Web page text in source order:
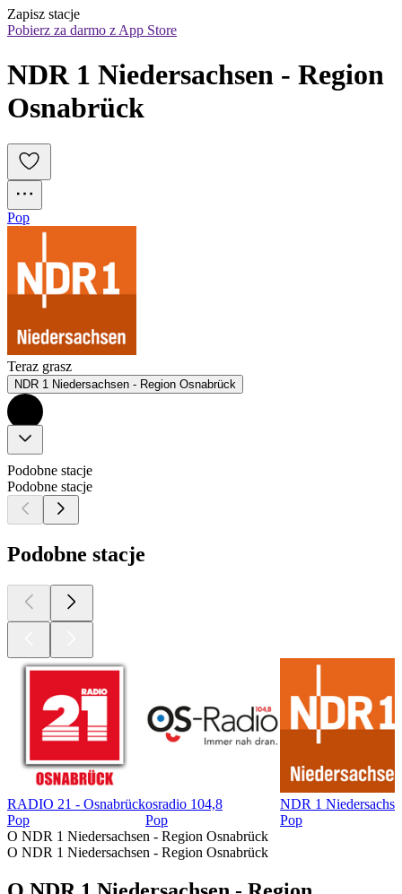
Zapisz stacje
Pobierz za darmo z App Store
NDR 1 Niedersachsen - Region
Osnabrück
Pop
Teraz grasz
NDR 1 Niedersachsen - Region Osnabrück
Podobne stacje
Podobne stacje
Podobne stacje
RADIO 21 - Osnabrück
Pop
osradio 104,8
Pop
NDR 1
Pop
O NDR 1 Niedersachsen - Region Osnabrück
O NDR 1 Niedersachsen - Region Osnabrück